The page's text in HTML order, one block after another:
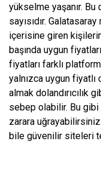
yükselme yaşanır.
sayısıdır.
içerisine giren
başında uygun
fiyatları farklı
yalnızca uygun
almak dolandırıcılık
sebep olabilir. Bu gibi
zarara
bile güvenilir siteleri